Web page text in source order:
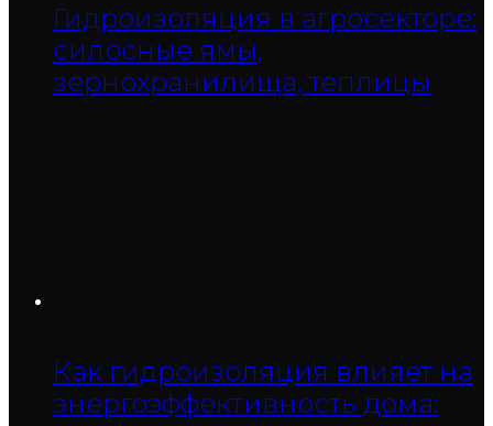
Гидроизоляция в агросекторе:
силосные ямы,
зернохранилища, теплицы
Как гидроизоляция влияет на
энергоэффективность дома: